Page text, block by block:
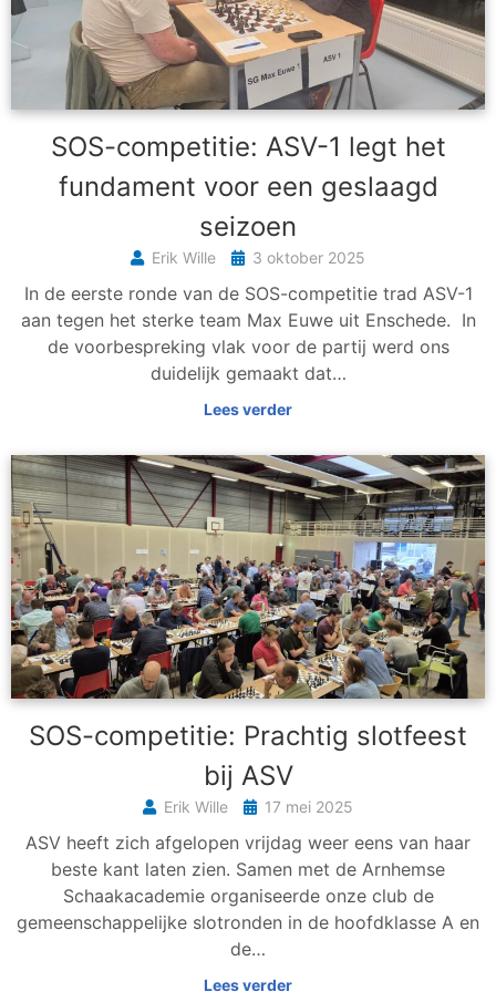
SOS-competitie: ASV-1 legt het
fundament voor een geslaagd
seizoen
Erik Wille 3 oktober 2025
In de eerste ronde van de SOS-competitie trad ASV-1
aan tegen het sterke team Max Euwe uit Enschede. In
de voorbespreking vlak voor de partij werd ons
duidelijk gemaakt dat…
Lees verder
SOS-competitie: Prachtig slotfeest
bij ASV
Erik Wille 17 mei 2025
ASV heeft zich afgelopen vrijdag weer eens van haar
beste kant laten zien. Samen met de Arnhemse
Schaakacademie organiseerde onze club de
gemeenschappelijke slotronden in de hoofdklasse A en
de…
Lees verder